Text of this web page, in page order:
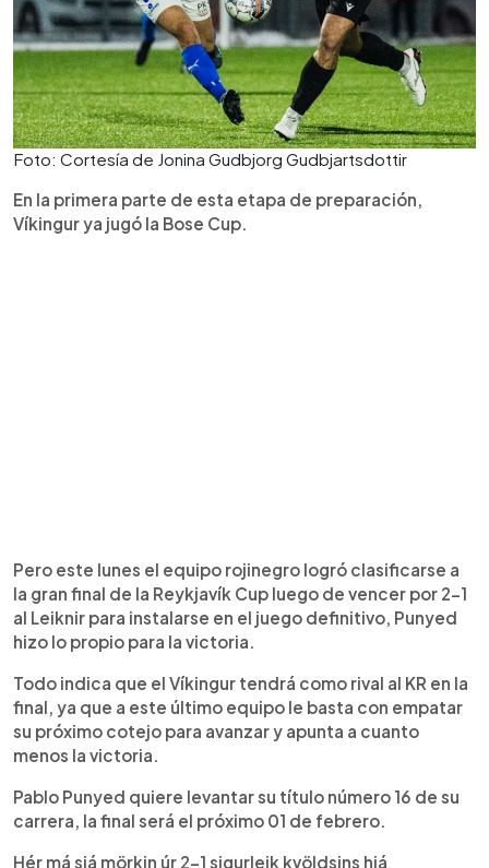
Foto: Cortesía de Jonina Gudbjorg Gudbjartsdottir
En la primera parte de esta etapa de preparación,
Víkingur ya jugó la Bose Cup.
Pero este lunes el equipo rojinegro logró clasificarse a
la gran final de la Reykjavík Cup luego de vencer por 2-1
al Leiknir para instalarse en el juego definitivo, Punyed
hizo lo propio para la victoria.
Todo indica que el Víkingur tendrá como rival al KR en la
final, ya que a este último equipo le basta con empatar
su próximo cotejo para avanzar y apunta a cuanto
menos la victoria.
Pablo Punyed quiere levantar su título número 16 de su
carrera, la final será el próximo 01 de febrero.
Hér má sjá mörkin úr 2-1 sigurleik kvöldsins hjá